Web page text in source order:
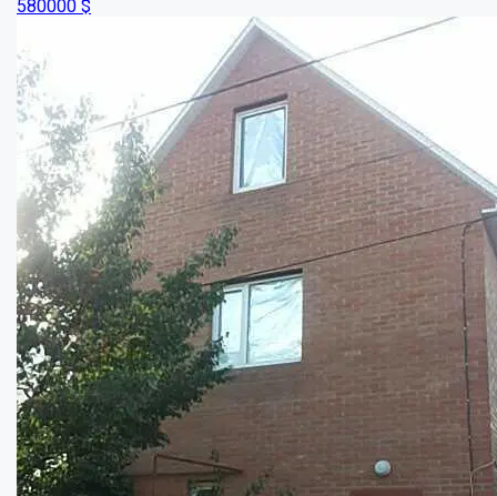
Полтава будинок на Розсошенцях....
Площа:
104кв.м.
Купити
60000 $